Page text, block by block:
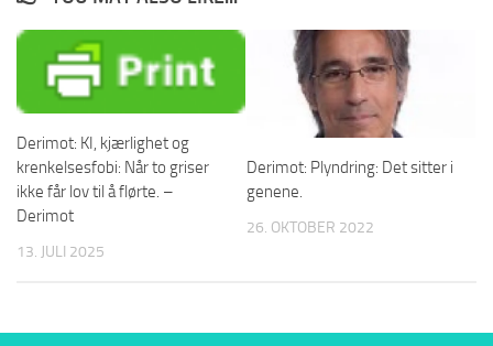
Derimot: KI, kjærlighet og
krenkelsesfobi: Når to griser
ikke får lov til å flørte. –
Derimot
13. JULI 2025
Derimot: Plyndring: Det sitter i
genene.
26. OKTOBER 2022